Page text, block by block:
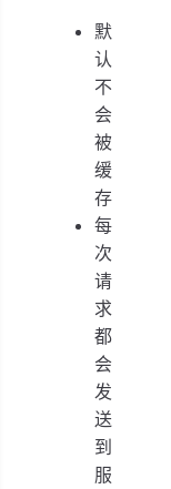
默
认
不
会
被
缓
存
每
次
请
求
都
会
发
送
到
服